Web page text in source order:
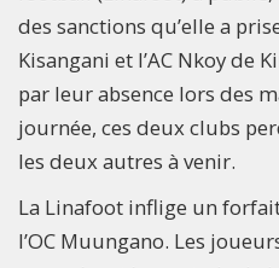
des sanctions qu’elle a
Kisangani et l’AC Nkoy de
par leur absence lors des
journée, ces deux clubs
les deux autres à venir.
La Linafoot inflige un
l’OC Muungano. Les